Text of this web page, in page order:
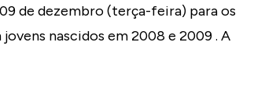
de dezembro (terça-feira) para os
nascidos em 2008 e 2009 . A